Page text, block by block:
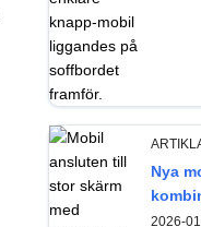
Nya
2026-